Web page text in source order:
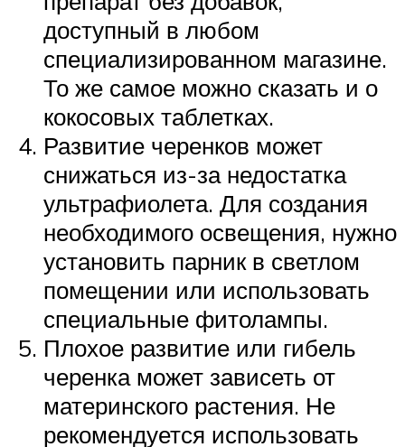
доступный в любом
специализированном магазине.
То же самое можно сказать и о
кокосовых таблетках.
Развитие черенков может
снижаться из-за недостатка
ультрафиолета. Для создания
необходимого освещения, нужно
установить парник в светлом
помещении или использовать
специальные фитолампы.
Плохое развитие или гибель
черенка может зависеть от
материнского растения. Не
рекомендуется использовать